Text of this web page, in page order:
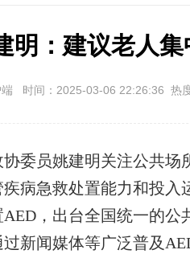
明：建议老人
端 时间：2025-03-06 22:26:36 热
员姚建明关注公共场
病急救处置能力和投
，出台全国统一的
新闻媒体等广泛普及